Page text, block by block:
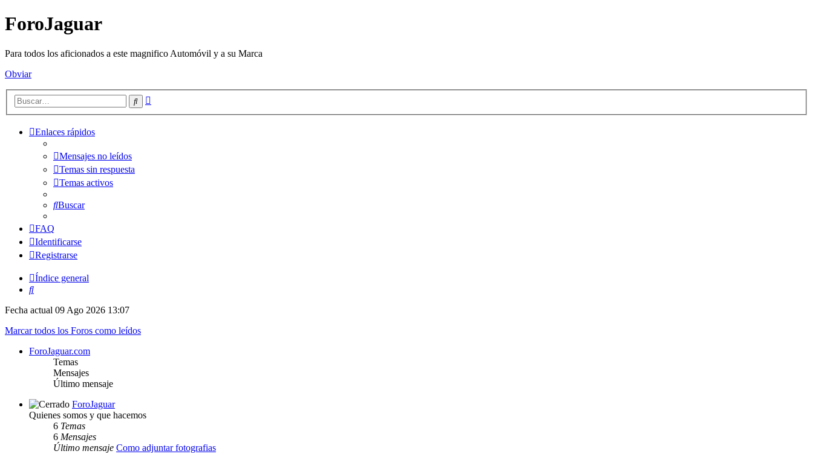
ForoJaguar
Para todos los aficionados a este magnifico Automóvil y a su Marca
Obviar
Buscar
Enlaces rápidos
Mensajes no leídos
Temas sin respuesta
Temas activos
Buscar
FAQ
Identificarse
Registrarse
Índice general
Buscar
Fecha actual 09 Ago 2026 13:07
Marcar todos los Foros como leídos
ForoJaguar.com
Temas
Mensajes
Último mensaje
ForoJaguar
Quienes somos y que hacemos
6 Temas
6 Mensajes
Último mensaje Como adjuntar fotografias